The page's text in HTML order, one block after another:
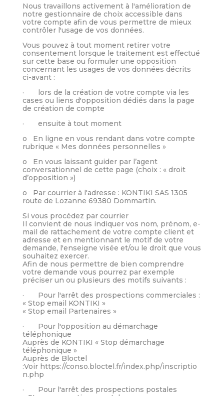
Nous travaillons activement à l'amélioration de
notre gestionnaire de choix accessible dans
votre compte afin de vous permettre de mieux
contrôler l'usage de vos données.
Vous pouvez à tout moment retirer votre
consentement lorsque le traitement est effectué
sur cette base ou formuler une opposition
concernant les usages de vos données décrits
ci-avant :
· lors de la création de votre compte via les
cases ou liens d'opposition dédiés dans la page
de création de compte
· ensuite à tout moment
o En ligne en vous rendant dans votre compte
rubrique « Mes données personnelles »
o En vous laissant guider par l’agent
conversationnel de cette page (choix : « droit
d’opposition »)
o Par courrier à l'adresse : KONTIKI SAS 1305
route de Lozanne 69380 Dommartin.
Si vous procédez par courrier
Il convient de nous indiquer vos nom, prénom, e-
mail de rattachement de votre compte client et
adresse et en mentionnant le motif de votre
demande, l'enseigne visée et/ou le droit que vous
souhaitez exercer.
Afin de nous permettre de bien comprendre
votre demande vous pourrez par exemple
préciser un ou plusieurs des motifs suivants :
· Pour l'arrêt des prospections commerciales :
« Stop email KONTIKI »
« Stop email Partenaires »
· Pour l'opposition au démarchage
téléphonique
Auprès de KONTIKI « Stop démarchage
téléphonique »
Auprès de Bloctel
:Voir https://conso.bloctel.fr/index.php/inscriptio
n.php
· Pour l'arrêt des prospections postales